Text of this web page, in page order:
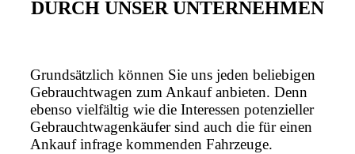
DURCH UNSER UNTERNEHMEN
Grundsätzlich können Sie uns jeden beliebigen
Gebrauchtwagen zum Ankauf anbieten. Denn
ebenso vielfältig wie die Interessen potenzieller
Gebrauchtwagenkäufer sind auch die für einen
Ankauf infrage kommenden Fahrzeuge.